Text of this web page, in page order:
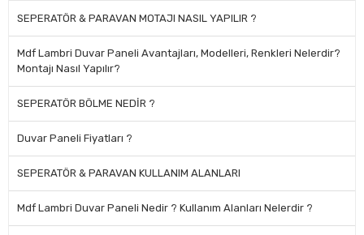
SEPERATÖR & PARAVAN MOTAJI NASIL YAPILIR ?
Mdf Lambri Duvar Paneli Avantajları, Modelleri, Renkleri Nelerdir?
Montajı Nasıl Yapılır?
SEPERATÖR BÖLME NEDİR ?
Duvar Paneli Fiyatları ?
SEPERATÖR & PARAVAN KULLANIM ALANLARI
Mdf Lambri Duvar Paneli Nedir ? Kullanım Alanları Nelerdir ?